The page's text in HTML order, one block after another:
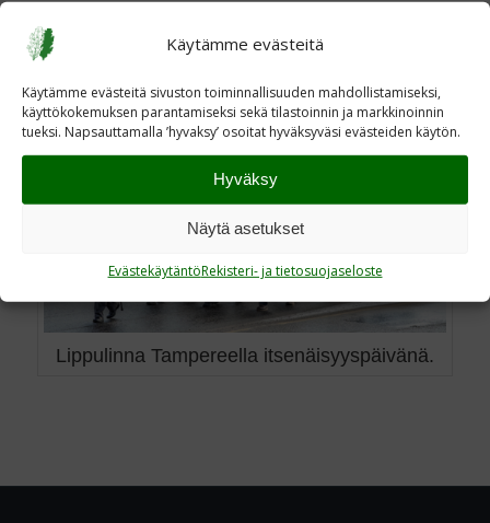
Käytämme evästeitä
Käytämme evästeitä sivuston toiminnallisuuden mahdollistamiseksi,
käyttökokemuksen parantamiseksi sekä tilastoinnin ja markkinoinnin
tueksi. Napsauttamalla ’hyvaksy’ osoitat hyväksyväsi evästeiden käytön.
Hyväksy
Näytä asetukset
EvästekäytäntöRekisteri- ja tietosuojaseloste
Lippulinna Tampereella itsenäisyyspäivänä.